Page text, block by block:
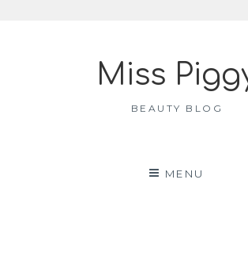
Miss
BEAUTY BLOG
MENU